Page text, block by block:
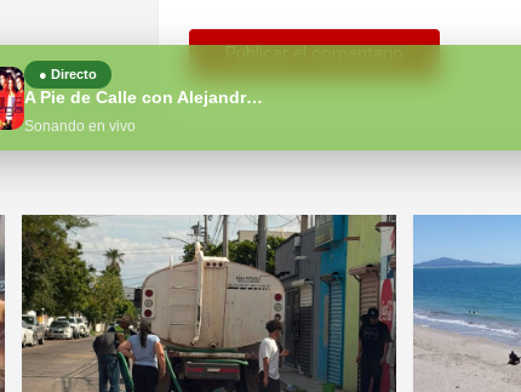
● Directo
A Pie de Calle con Alejandro Islas
Sonando en vivo